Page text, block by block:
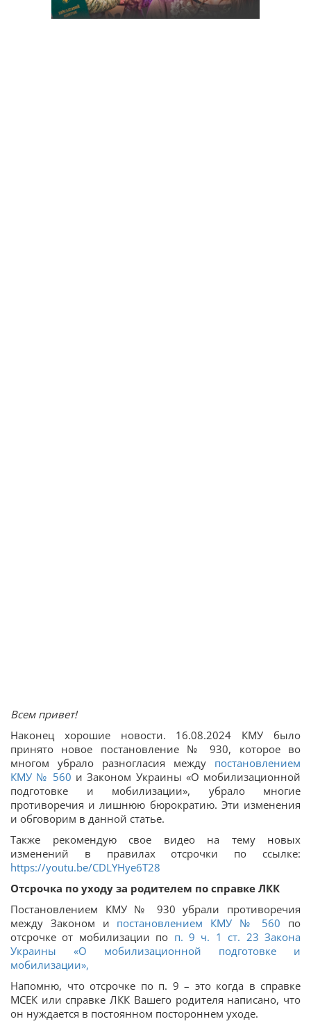
Всем привет!
Наконец хорошие новости. 16.08.2024 КМУ было
принято новое постановление № 930, которое во
многом убрало разногласия между постановлением
КМУ № 560 и Законом Украины «О мобилизационной
подготовке и мобилизации», убрало многие
противоречия и лишнюю бюрократию. Эти изменения
и обговорим в данной статье.
Также рекомендую свое видео на тему новых
изменений в правилах отсрочки по ссылке:
https://youtu.be/CDLYHye6T28
Отсрочка по уходу за родителем по справке ЛКК
Постановлением КМУ № 930 убрали противоречия
между Законом и постановлением КМУ № 560 по
отсрочке от мобилизации по п. 9 ч. 1 ст. 23 Закона
Украины «О мобилизационной подготовке и
мобилизации»,
Напомню, что отсрочке по п. 9 – это когда в справке
МСЕК или справке ЛКК Вашего родителя написано, что
он нуждается в постоянном постороннем уходе.